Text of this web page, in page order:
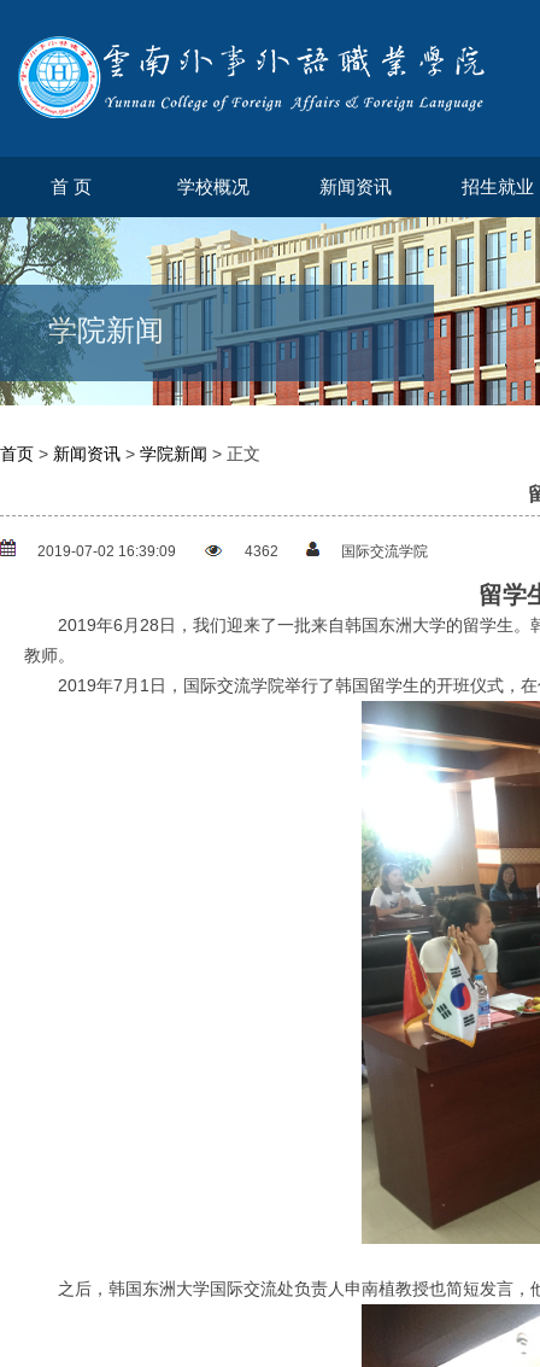
首 页 学校概况 新闻资讯 招生就业
学院新闻
首页 > 新闻资讯 > 学院新闻 > 正文
2019-07-02 16:39:09 4362 国际交流学院
留学
2019年6月28日，我们迎来了一批来自韩国东洲大学的留学生。
教师。
2019年7月1日，国际交流学院举行了韩国留学生的开班仪式，在
之后，韩国东洲大学国际交流处负责人申南植教授也简短发言，